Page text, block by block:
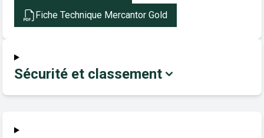
Fiche Technique Mercantor Gold
Sécurité et classement